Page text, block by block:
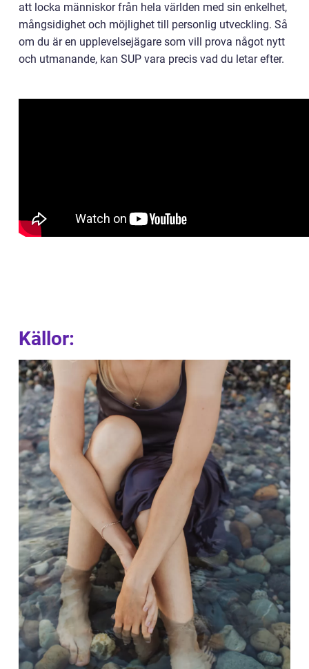
att locka människor från hela världen med sin enkelhet,
mångsidighet och möjlighet till personlig utveckling. Så
om du är en upplevelsejägare som vill prova något nytt
och utmanande, kan SUP vara precis vad du letar efter.
Källor: